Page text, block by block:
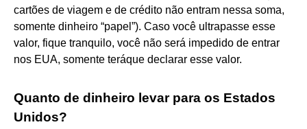
cartões de viagem e de crédito não entram nessa soma,
somente dinheiro “papel”). Caso você ultrapasse esse
valor, fique tranquilo, você não será impedido de entrar
nos EUA, somente teráque declarar esse valor.
Quanto de dinheiro levar para os Estados
Unidos?